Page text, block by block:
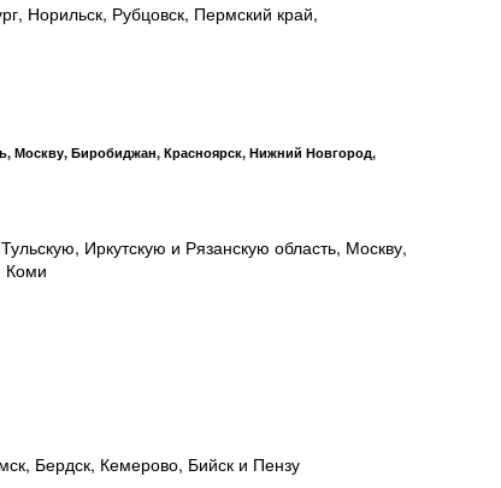
Норильск, Рубцовск, Пермский край,
Москву, Биробиджан, Красноярск, Нижний Новгород,
Иркутскую и Рязанскую область, Москву,
Коми
Бердск, Кемерово, Бийск и Пензу